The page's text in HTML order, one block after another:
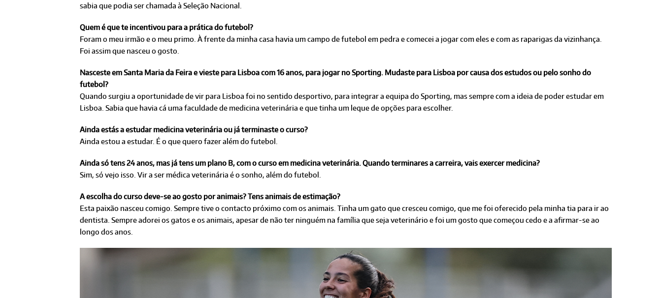
sabia que podia ser chamada à Seleção Nacional.
Quem é que te incentivou para a prática do futebol?
Foram o meu irmão e o meu primo. À frente da minha casa havia um campo de futebol em pedra e comecei a jogar com eles e com as raparigas da vizinhança.
Foi assim que nasceu o gosto.
Nasceste em Santa Maria da Feira e vieste para Lisboa com 16 anos, para jogar no Sporting. Mudaste para Lisboa por causa dos estudos ou pelo sonho do
futebol?
Quando surgiu a oportunidade de vir para Lisboa foi no sentido desportivo, para integrar a equipa do Sporting, mas sempre com a ideia de poder estudar em
Lisboa. Sabia que havia cá uma faculdade de medicina veterinária e que tinha um leque de opções para escolher.
Ainda estás a estudar medicina veterinária ou já terminaste o curso?
Ainda estou a estudar. É o que quero fazer além do futebol.
Ainda só tens 24 anos, mas já tens um plano B, com o curso em medicina veterinária. Quando terminares a carreira, vais exercer medicina?
Sim, só vejo isso. Vir a ser médica veterinária é o sonho, além do futebol.
A escolha do curso deve-se ao gosto por animais? Tens animais de estimação?
Esta paixão nasceu comigo. Sempre tive o contacto próximo com os animais. Tinha um gato que cresceu comigo, que me foi oferecido pela minha tia para ir ao
dentista. Sempre adorei os gatos e os animais, apesar de não ter ninguém na família que seja veterinário e foi um gosto que começou cedo e a afirmar-se ao
longo dos anos.